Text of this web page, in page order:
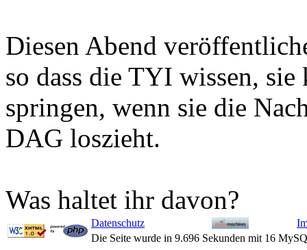
Diesen Abend
so dass die TYI wissen,
springen, wenn sie die
DAG loszieht.
Was haltet ihr davon?
Datenschutz
Die Seite wurde in 9.696 Sekunden mit 16